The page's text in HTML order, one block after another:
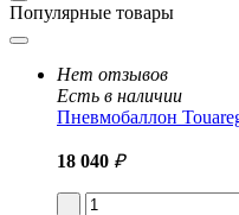
Популярные товары
Нет отзывов
Есть в наличии
Пневмобаллон
18 040 ₽